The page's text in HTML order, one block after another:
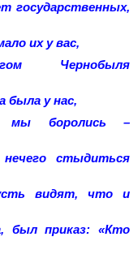
государственных,
их у вас,
Чернобыля
была у нас,
боролись –
стыдиться
видят, что и
был приказ: «Кто